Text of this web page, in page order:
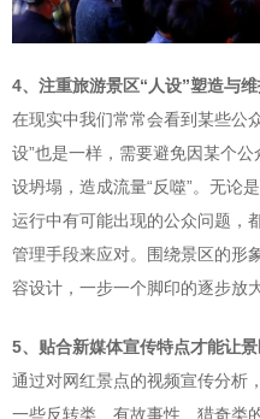
4、注重旅游景区“人设”塑造与
在现实中我们常常会看到某些公
设”也是一样，需要避免因某个
设坍塌，造成流量“反噬”。无论
运行中有可能出现的公众问题，
管理手段来应对。围绕景区的形
容设计，一步一个脚印的逐步放
5、贴合新媒体宣传特点才能让
通过对网红景点的视频宣传分析
一些反转类、有故事性、猎奇类